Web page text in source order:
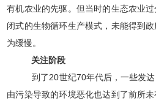
有机农业的先驱。但当时的生态农业
闭式的生物循环生产模式，未能得到
为缓慢。
关注阶段
到了20世纪70年代后，一些发达
由污染导致的环境恶化也达到了前所